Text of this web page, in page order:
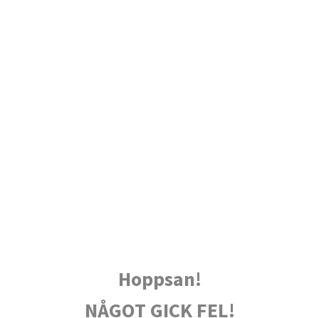
Hoppsan!
NÅGOT GICK FEL!